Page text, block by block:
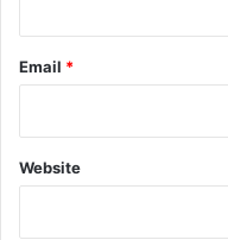
Email *
Website